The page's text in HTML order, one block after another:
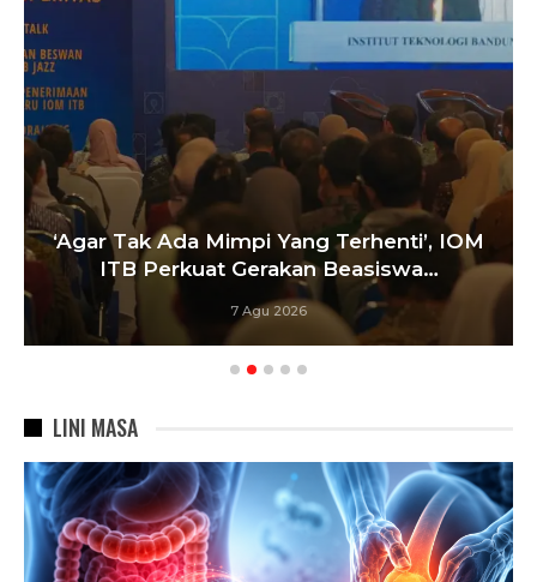
Satukan Siswa Dari Berbagai Sekolah,
Pelatih Paskibraka Bandung Fokus
Bangun…
6 Agu 2026
LINI MASA